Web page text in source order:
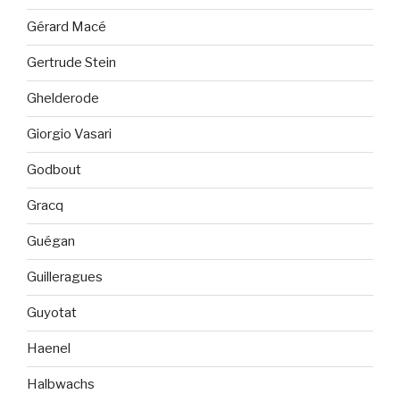
Gérard Macé
Gertrude Stein
Ghelderode
Giorgio Vasari
Godbout
Gracq
Guégan
Guilleragues
Guyotat
Haenel
Halbwachs